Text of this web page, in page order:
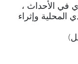
في الأحداث ،
المحلية وإثراء